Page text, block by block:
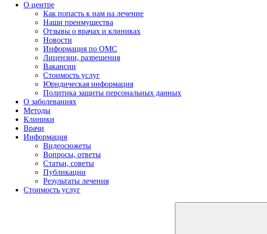
О центре
Как попасть к нам на лечение
Наши преимущества
Отзывы о врачах и клиниках
Новости
Информация по ОМС
Лицензии, разрешения
Вакансии
Стоимость услуг
Юридическая информация
Политика защиты персональных данных
О заболеваниях
Методы
Клиники
Врачи
Информация
Видеосюжеты
Вопросы, ответы
Статьи, советы
Публикации
Результаты лечения
Стоимость услуг